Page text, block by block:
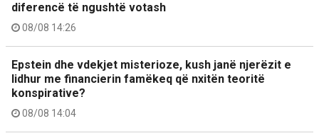
diferencë të ngushtë votash
08/08 14:26
Epstein dhe vdekjet misterioze, kush janë njerëzit e
lidhur me financierin famëkeq që nxitën teoritë
konspirative?
08/08 14:04